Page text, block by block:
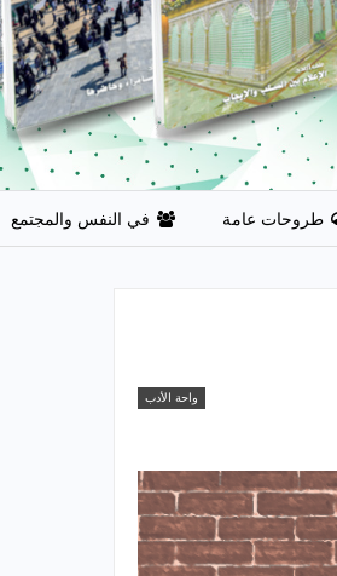
طروحات عامة في النفس والمجتمع
واحة الأدب